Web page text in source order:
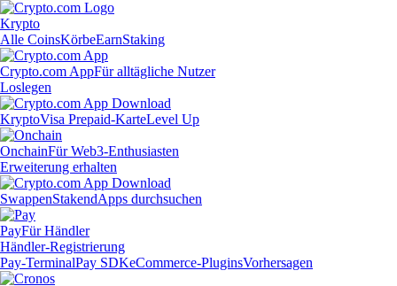
Krypto
Alle CoinsKörbeEarnStaking
Crypto.com AppFür alltägliche Nutzer
Loslegen
KryptoVisa Prepaid-KarteLevel Up
OnchainFür Web3-Enthusiasten
Erweiterung erhalten
SwappenStakendApps durchsuchen
PayFür Händler
Händler-Registrierung
Pay-TerminalPay SDKeCommerce-PluginsVorhersagen